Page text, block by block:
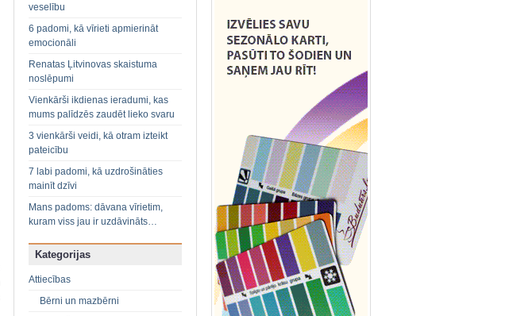
veselību
6 padomi, kā vīrieti apmierināt
emocionāli
Renatas Ļitvinovas skaistuma
noslēpumi
Vienkārši ikdienas ieradumi, kas
mums palīdzēs zaudēt lieko svaru
3 vienkārši veidi, kā otram izteikt
pateicību
7 labi padomi, kā uzdrošināties
mainīt dzīvi
Mans padoms: dāvana vīrietim,
kuram viss jau ir uzdāvināts…
Kategorijas
Attiecības
Bērni un mazbērni